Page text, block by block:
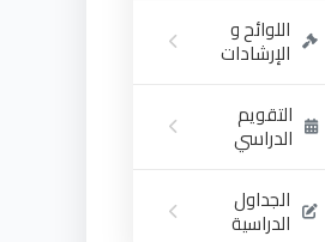
اللوائح و
الإرشادات
التقويم
الدراسي
الجداول
الدراسية